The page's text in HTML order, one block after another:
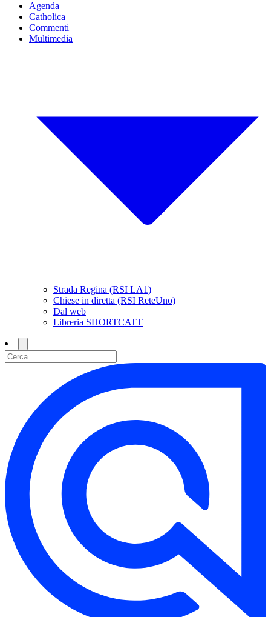
Agenda
Catholica
Commenti
Multimedia
Strada Regina (RSI LA1)
Chiese in diretta (RSI ReteUno)
Dal web
Libreria SHORTCATT